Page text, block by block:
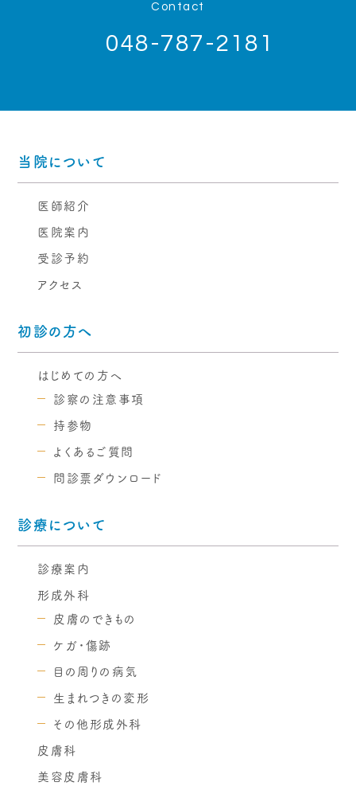
Contact
048-787-2181
当院について
医師紹介
医院案内
受診予約
アクセス
初診の方へ
はじめての方へ
診察の注意事項
持参物
よくあるご質問
問診票ダウンロード
診療について
診療案内
形成外科
皮膚のできもの
ケガ・傷跡
目の周りの病気
生まれつきの変形
その他形成外科
皮膚科
美容皮膚科